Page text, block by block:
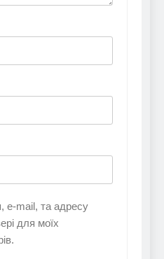
e-mail, та адресу
для моїх